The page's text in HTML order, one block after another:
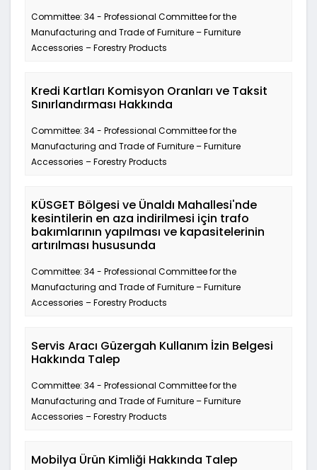
Committee: 34 - Professional Committee for the
Manufacturing and Trade of Furniture – Furniture
Accessories – Forestry Products
Kredi Kartları Komisyon Oranları ve Taksit
Sınırlandırması Hakkında
Committee: 34 - Professional Committee for the
Manufacturing and Trade of Furniture – Furniture
Accessories – Forestry Products
KÜSGET Bölgesi ve Ünaldı Mahallesi'nde
kesintilerin en aza indirilmesi için trafo
bakımlarının yapılması ve kapasitelerinin
artırılması hususunda
Committee: 34 - Professional Committee for the
Manufacturing and Trade of Furniture – Furniture
Accessories – Forestry Products
Servis Aracı Güzergah Kullanım İzin Belgesi
Hakkında Talep
Committee: 34 - Professional Committee for the
Manufacturing and Trade of Furniture – Furniture
Accessories – Forestry Products
Mobilya Ürün Kimliği Hakkında Talep